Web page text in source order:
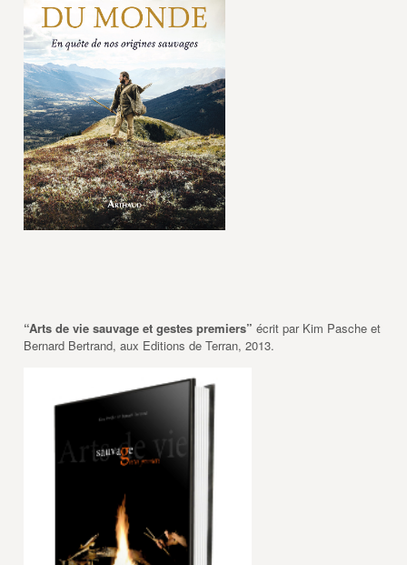
“Arts de vie sauvage et gestes premiers” écrit par Kim Pasche et
Bernard Bertrand, aux Editions de Terran, 2013.